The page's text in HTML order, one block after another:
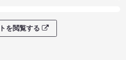
を閲覧する